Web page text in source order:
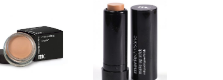
Dit product heeft meerdere variaties.
Dit product heeft